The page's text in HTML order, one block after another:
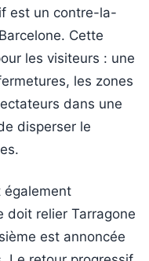
est un contre-la-
Cette
les visiteurs : une
les zones
dans une
disperser le
également
doit relier Tarragone
est annoncée